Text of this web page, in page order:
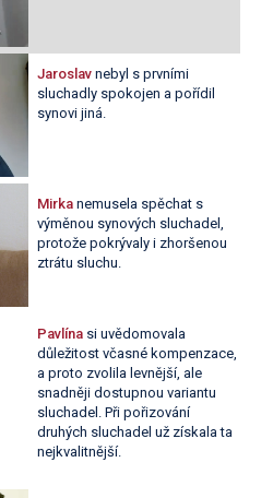
Jaroslav nebyl s prvními
sluchadly spokojen a pořídil
synovi jiná.
Mirka nemusela spěchat s
výměnou synových sluchadel,
protože pokrývaly i zhoršenou
ztrátu sluchu.
Pavlína si uvědomovala
důležitost včasné kompenzace,
a proto zvolila levnější, ale
snadněji dostupnou variantu
sluchadel. Při pořizování
druhých sluchadel už získala ta
nejkvalitnější.